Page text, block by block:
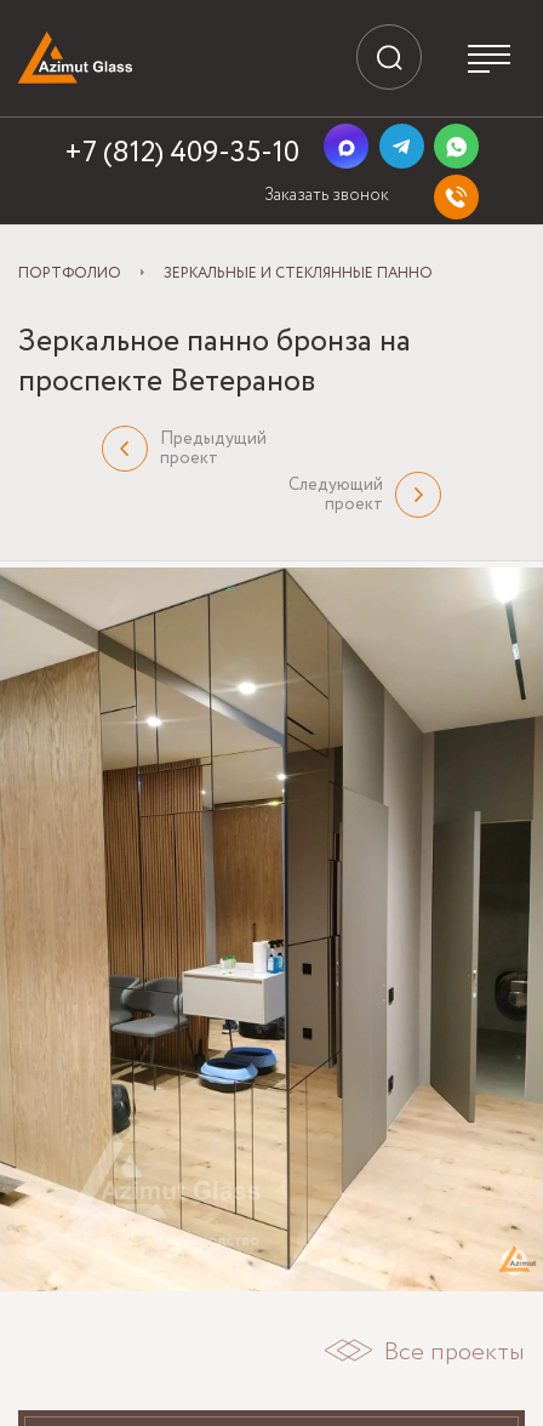
+7 (812) 409-35-10
Заказать звонок
ПОРТФОЛИО ЗЕРКАЛЬНЫЕ И СТЕКЛЯННЫЕ ПАННО
Зеркальное панно бронза на
проспекте Ветеранов
Предыдущий
проект
Следующий
проект
Все проекты